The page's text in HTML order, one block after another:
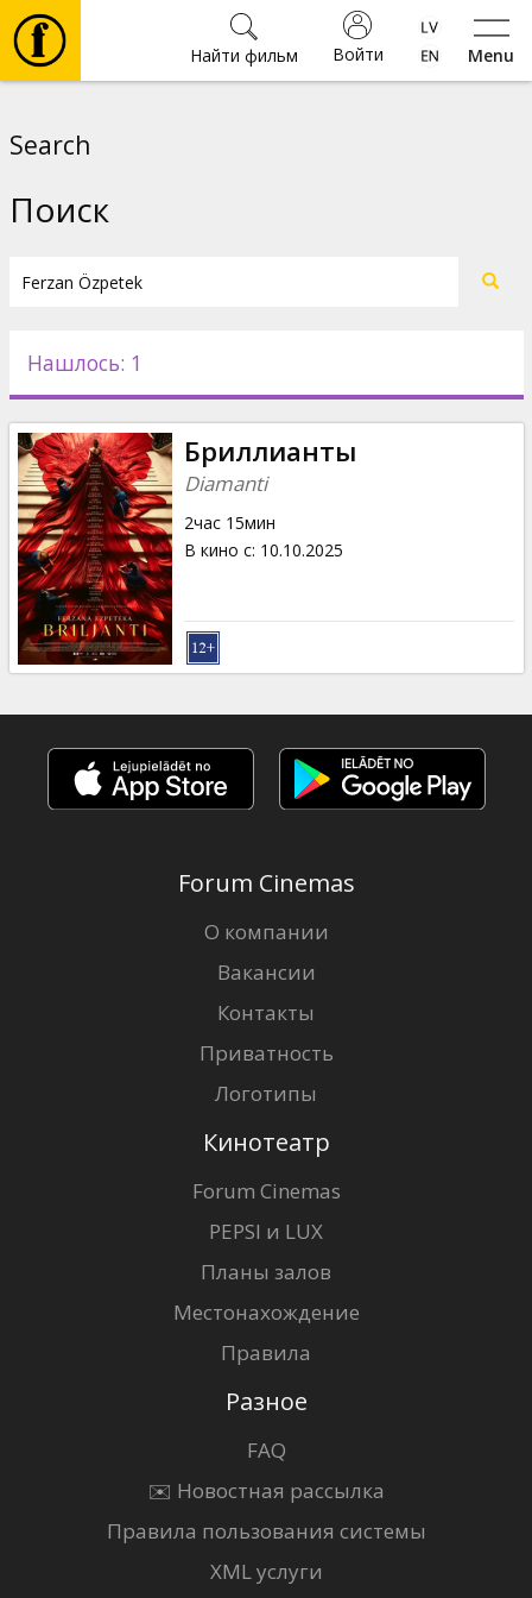
Menu
Войти
Найти фильм
Новости
Подарки
Кинозакуски
B2B
Клуб
Search
Поиск
Нашлось: 1
Бриллианты
Diamanti
2час 15мин
В кино с: 10.10.2025
Forum Cinemas
О компании
Вакансии
Контакты
Приватность
Логотипы
Кинотеатр
Forum Cinemas
PEPSI и LUX
Планы залов
Местонахождение
Правила
Разное
FAQ
✉️ Новостная рассылка
Правила пользования системы
XML услуги